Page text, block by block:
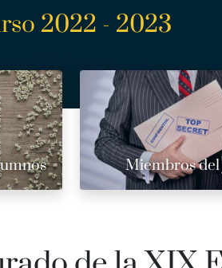
2022 - 2023
Miembros